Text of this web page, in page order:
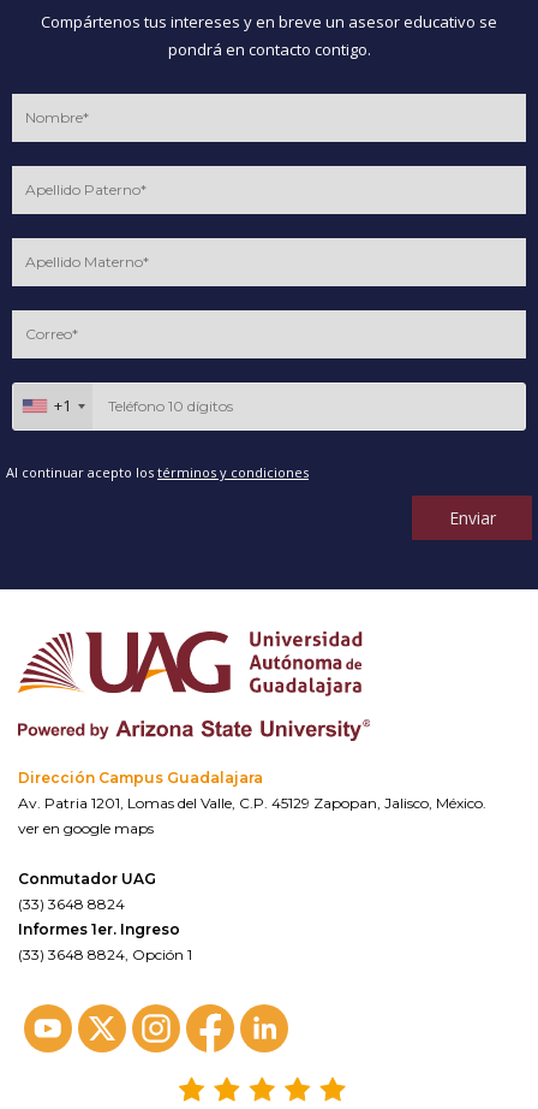
Compártenos tus intereses y en breve un asesor educativo se
pondrá en contacto contigo.
+1
Al continuar acepto los términos y condiciones
Enviar
Dirección Campus Guadalajara
Av. Patria 1201, Lomas del Valle, C.P. 45129 Zapopan, Jalisco, México.
ver en google maps
Conmutador UAG
(33) 3648 8824
Informes 1er. Ingreso
(33) 3648 8824, Opción 1